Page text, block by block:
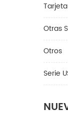
Otras
Otros
Serie